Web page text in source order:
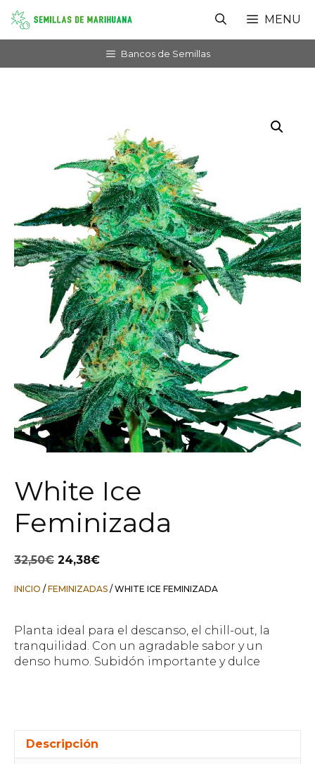
Saltar
contenido
MENU
Bancos de Semillas
White Ice
Feminizada
32,50€
precio
original
24,38€
precio
actual
INICIO / FEMINIZADAS / WHITE ICE FEMINIZADA
Planta ideal para el descanso, el chill-out, la
tranquilidad. Con un agradable sabor y un
denso humo. Subidón importante y dulce
Descripción